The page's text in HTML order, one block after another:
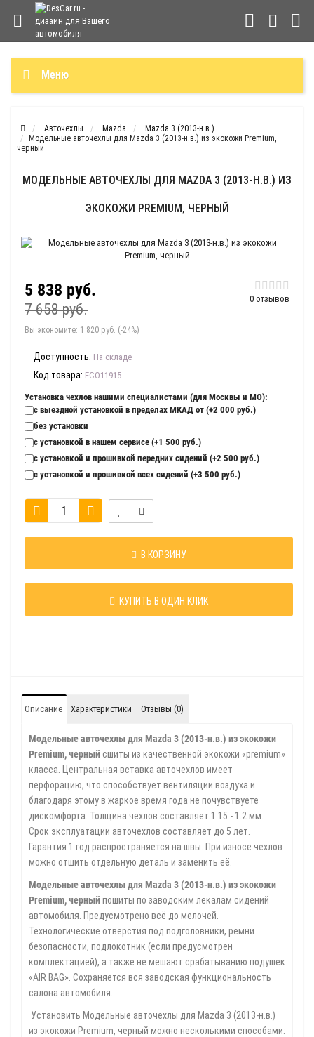
Меню
Авточехлы Mazda
Mazda 3 (2013-н.в.)
Модельные авточехлы для Mazda 3 (2013-н.в.) из экокожи Premium,
черный
МОДЕЛЬНЫЕ АВТОЧЕХЛЫ ДЛЯ MAZDA 3 (2013-Н.В.) ИЗ
ЭКОКОЖИ PREMIUM, ЧЕРНЫЙ
0 отзывов
5 838 руб.
7 658 руб.
Вы экономите: 1 820 руб. (-24%)
Доступность: На складе
Код товара: ECO11915
Установка чехлов нашими специалистами (для Москвы и МО):
с выездной установкой в пределах МКАД от (+2 000 руб.)
без установки
с установкой в нашем сервисе (+1 500 руб.)
с установкой и прошивкой передних сидений (+2 500 руб.)
с установкой и прошивкой всех сидений (+3 500 руб.)
В КОРЗИНУ
КУПИТЬ В ОДИН КЛИК
Описание Характеристики Отзывы (0)
Модельные авточехлы для Mazda 3 (2013-н.в.) из экокожи
Premium, черныйсшиты из качественной экокожи «premium»
класса. Центральная вставка авточехлов имеет
перфорацию, что способствует вентиляции воздуха и
благодаря этому в жаркое время года не почувствуете
дискомфорта. Толщина чехлов составляет 1.15 - 1.2 мм.
Срок эксплуатации авточехлов составляет до 5 лет.
Гарантия 1 год распространяется на швы. При износе чехлов
можно отшить отдельную деталь и заменить её.
Модельные авточехлы для Mazda 3 (2013-н.в.) из экокожи
Premium, черныйпошиты по заводским лекалам сидений
автомобиля. Предусмотрено всё до мелочей.
Технологические отверстия под подголовники, ремни
безопасности, подлокотник (если предусмотрен
комплектацией), а также не мешают срабатыванию подушек
«AIR BAG». Сохраняется вся заводская функциональность
салона автомобиля.
Установить Модельные авточехлы для Mazda 3 (2013-н.в.)
из экокожи Premium, черный можно несколькими способами: